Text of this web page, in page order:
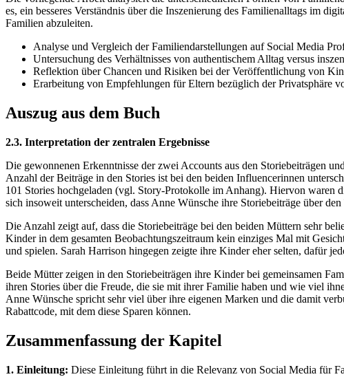
es, ein besseres Verständnis über die Inszenierung des Familienalltags im
Familien abzuleiten.
Analyse und Vergleich der Familiendarstellungen auf Social Media
Untersuchung des Verhältnisses von authentischem Alltag versus
Reflektion über Chancen und Risiken bei der Veröffentlichung von
Erarbeitung von Empfehlungen für Eltern bezüglich der Privatsphäre
Auszug aus dem Buch
2.3. Interpretation der zentralen Ergebnisse
Die gewonnenen Erkenntnisse der zwei Accounts aus den Storiebeiträgen
Anzahl der Beiträge in den Stories ist bei den beiden Influencerinnen
101 Stories hochgeladen (vgl. Story-Protokolle im Anhang). Hiervon waren
sich insoweit unterscheiden, dass Anne Wünsche ihre Storiebeiträge über
Die Anzahl zeigt auf, dass die Storiebeiträge bei den beiden Müttern sehr
Kinder in dem gesamten Beobachtungszeitraum kein einziges Mal mit
und spielen. Sarah Harrison hingegen zeigte ihre Kinder eher selten, dafür
Beide Mütter zeigen in den Storiebeiträgen ihre Kinder bei gemeinsamen
ihren Stories über die Freude, die sie mit ihrer Familie haben und wie viel
Anne Wünsche spricht sehr viel über ihre eigenen Marken und die damit
Rabattcode, mit dem diese Sparen können.
Zusammenfassung der Kapitel
1. Einleitung: Diese Einleitung führt in die Relevanz von Social Media für